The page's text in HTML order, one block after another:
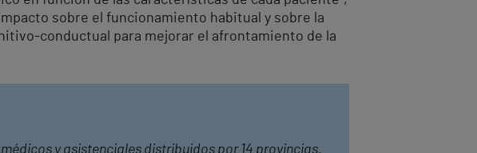
sobre el funcionamiento habitual y sobre la
conductual para mejorar el afrontamiento de la
y asistenciales distribuidos por 14 provincias.